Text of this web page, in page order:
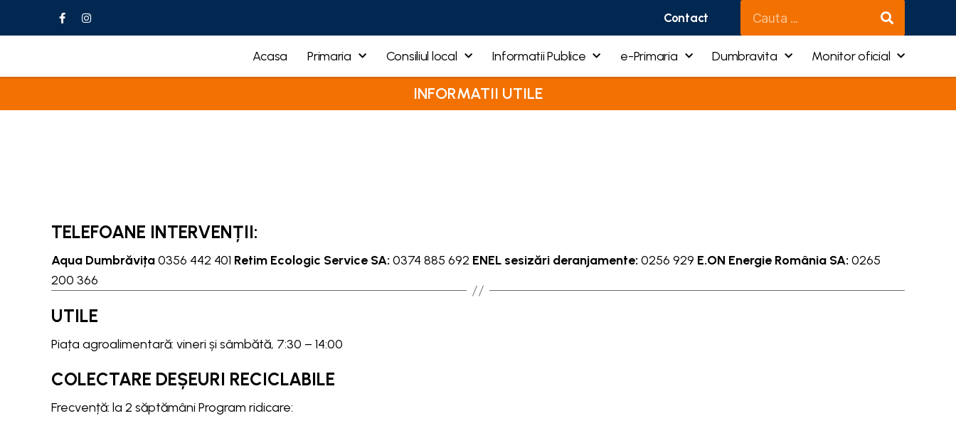
Contact
Acasa Primaria Consiliul local Informatii Publice e-Primaria Dumbravita Monitor oficial
INFORMATII UTILE
TELEFOANE INTERVENȚII:
Aqua Dumbrăvița0356 442 401 Retim Ecologic Service SA: 0374 885 692 ENEL sesizări deranjamente: 0256 929 E.ON Energie România SA: 0265
200 366
UTILE
Piața agroalimentară: vineri și sâmbătă, 7:30 – 14:00
COLECTARE DEȘEURI RECICLABILE
Frecvență: la 2 săptămâni Program ridicare: